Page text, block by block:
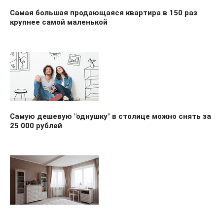
Самая большая продающаяся квартира в 150 раз
крупнее самой маленькой
Самую дешевую "однушку" в столице можно снять за
25 000 рублей